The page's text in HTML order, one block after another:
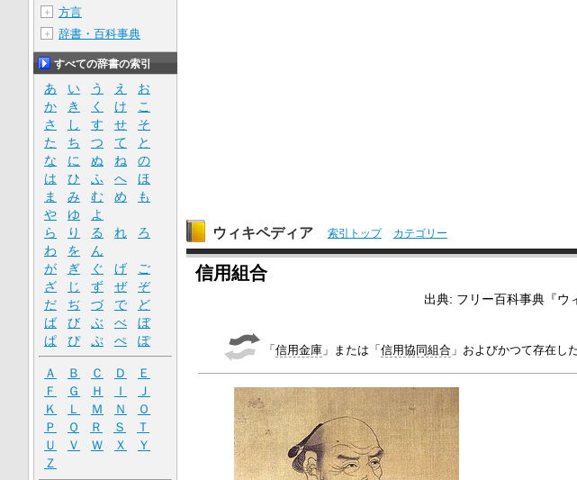
ウィキペディア 索引トップ カテゴリー
信用組合
出典: フリー百科事典『ウ
「 信用金庫」または「 信用協同組合」およびかつて存在し
＋ 方言
＋ 辞書・百科事典
すべての辞書の索引
あ い う え
お
か
き く け
こ
さ
し す せ
そ
た
ち つ て
と
な
に ぬ ね
の
は
ひ ふ へ
ほ
ま
み む め
も
や
ゆ
よ
ら
り る れ
ろ
わ
を
ん
が
ぎ ぐ げ
ご
ざ
じ ず ぜ
ぞ
だ
ぢ づ で
ど
ば
び ぶ べ
ぼ
ぱ
ぴ ぷ ぺ ぽ
Ａ Ｂ Ｃ Ｄ
Ｅ
Ｆ
Ｇ Ｈ Ｉ
Ｊ
Ｋ
Ｌ Ｍ Ｎ
Ｏ
Ｐ
Ｑ Ｒ Ｓ
Ｔ
Ｕ
Ｖ Ｗ Ｘ
Ｙ
Ｚ